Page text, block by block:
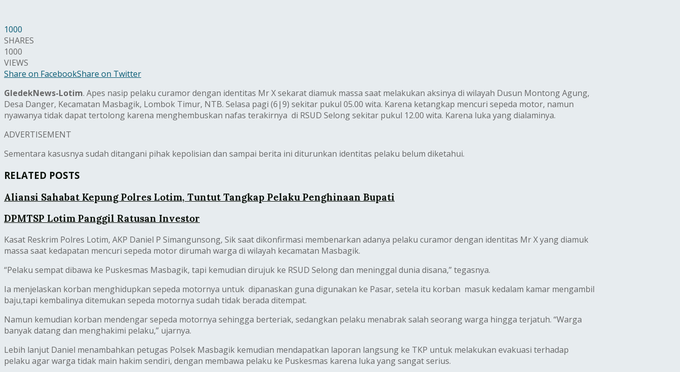
1000
SHARES
1000
VIEWS
Share on FacebookShare on Twitter
GledekNews-Lotim. Apes nasip pelaku curamor dengan identitas Mr X sekarat diamuk massa saat melakukan aksinya di wilayah Dusun Montong Agung,
Desa Danger, Kecamatan Masbagik, Lombok Timur, NTB. Selasa pagi (6|9) sekitar pukul 05.00 wita. Karena ketangkap mencuri sepeda motor, namun
nyawanya tidak dapat tertolong karena menghembuskan nafas terakirnya di RSUD Selong sekitar pukul 12.00 wita. Karena luka yang dialaminya.
ADVERTISEMENT
Sementara kasusnya sudah ditangani pihak kepolisian dan sampai berita ini diturunkan identitas pelaku belum diketahui.
RELATED POSTS
Aliansi Sahabat Kepung Polres Lotim, Tuntut Tangkap Pelaku Penghinaan Bupati
DPMTSP Lotim Panggil Ratusan Investor
Kasat Reskrim Polres Lotim, AKP Daniel P Simangunsong, Sik saat dikonfirmasi membenarkan adanya pelaku curamor dengan identitas Mr X yang diamuk
massa saat kedapatan mencuri sepeda motor dirumah warga di wilayah kecamatan Masbagik.
“Pelaku sempat dibawa ke Puskesmas Masbagik, tapi kemudian dirujuk ke RSUD Selong dan meninggal dunia disana,” tegasnya.
Ia menjelaskan korban ‎menghidupkan sepeda motornya untuk dipanaskan guna digunakan ke Pasar, setela itu korban masuk kedalam kamar mengambil
baju,tapi kembalinya ditemukan sepeda motornya sudah tidak berada ditempat.
Namun kemudian korban mendengar sepeda motornya sehingga berteriak, sedangkan pelaku menabrak salah seorang warga hingga terjatuh. “Warga
banyak datang dan menghakimi pelaku,” ujarnya.
Lebih lanjut Daniel menambahkan petugas Polsek Masbagik kemudian mendapatkan laporan langsung ke TKP untuk melakukan evakuasi terhadap
pelaku agar warga tidak main hakim sendiri, dengan membawa pelaku ke Puskesmas karena luka yang sangat serius.